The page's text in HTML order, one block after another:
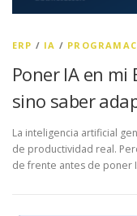
ERP / IA /
Poner IA en mi
sino saber
La inteligencia artificial
de productividad real.
de frente antes de poner